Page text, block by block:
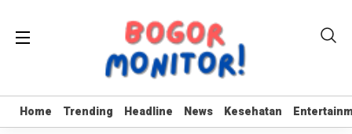
Home Trending Headline News Kesehatan
Home Trending Headline News Kesehatan